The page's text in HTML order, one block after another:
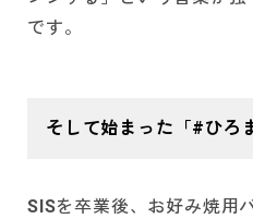
です。
そして始まった「#ひろ
SISを卒業後、お好み焼用